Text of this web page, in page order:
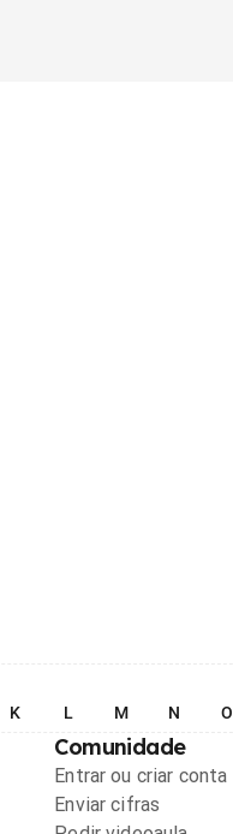
K L M N O
Comunidade
Entrar ou criar conta
Enviar cifras